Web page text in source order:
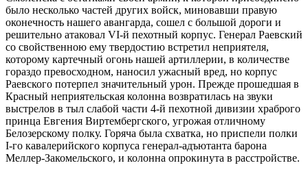
было несколько частей других войск, миновавши правую
оконечность нашего авангарда, сошел с большой дороги и
решительно атаковал VI-й пехотный корпус. Генерал Раевский
со свойственною ему твердостию встретил неприятеля,
которому картечный огонь нашей артиллерии, в количестве
гораздо превосходном, наносил ужасный вред, но корпус
Раевского потерпел значительный урон. Прежде прошедшая в
Красный неприятельская колонна возвратилась на звуки
выстрелов в тыл слабой части 4-й пехотной дивизии храброго
принца Евгения Виртембергского, угрожая отличному
Белозерскому полку. Горяча была схватка, но приспели полки
I-го кавалерийского корпуса генерал-адъютанта барона
Меллер-Закомельского, и колонна опрокинута в расстройстве.